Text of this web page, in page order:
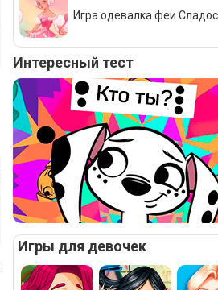
Игра одевалка феи
Интересный тест
Игры для девочек